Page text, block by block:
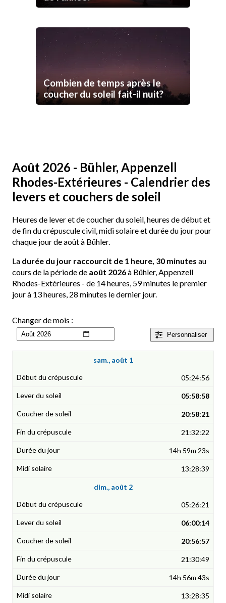
Combien de temps après le
coucher du soleil fait-il nuit?
Août 2026 - Bühler, Appenzell
Rhodes-Extérieures - Calendrier des
levers et couchers de soleil
Heures de lever et de coucher du soleil, heures de début et
de fin du crépuscule civil, midi solaire et durée du jour pour
chaque jour de août à Bühler.
La durée du jour raccourcit de 1 heure, 30 minutes au
cours de la période de août 2026à Bühler, Appenzell
Rhodes-Extérieures - de 14 heures, 59 minutes le premier
jour à 13 heures, 28 minutes le dernier jour.
Personnaliser
Changer de mois :
sam., août 1
05:24:56
05:58:58
20:58:21
21:32:22
14h 59m 23s
13:28:39
dim., août 2
05:26:21
06:00:14
20:56:57
21:30:49
14h 56m 43s
13:28:35